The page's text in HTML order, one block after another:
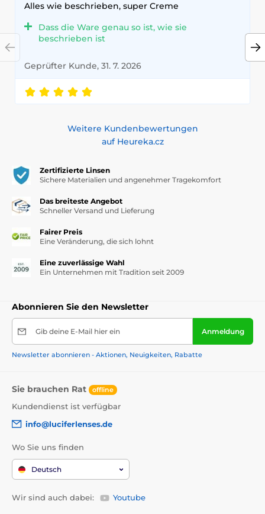
Alles wie beschrieben, super Creme
Dass die Ware genau so ist, wie sie
beschrieben ist
Geprüfter Kunde, 31. 7. 2026
Weitere Kundenbewertungen
auf Heureka.cz
Zertifizierte Linsen
Sichere Materialien und angenehmer Tragekomfort
Das breiteste Angebot
Schneller Versand und Lieferung
Fairer Preis
Eine Veränderung, die sich lohnt
Eine zuverlässige Wahl
Ein Unternehmen mit Tradition seit 2009
Abonnieren Sie den Newsletter
Gib deine E-Mail hier ein Anmeldung
Newsletter abonnieren - Aktionen, Neuigkeiten, Rabatte
Sie brauchen Rat offline
Kundendienst ist verfügbar
info@luciferlenses.de
Wo Sie uns finden
Deutsch
Wir sind auch dabei: Youtube